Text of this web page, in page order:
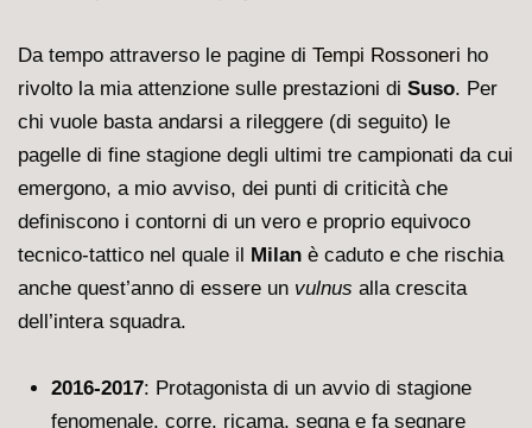
Da tempo attraverso le pagine di Tempi Rossoneri ho
rivolto la mia attenzione sulle prestazioni di Suso. Per
chi vuole basta andarsi a rileggere (di seguito) le
pagelle di fine stagione degli ultimi tre campionati da cui
emergono, a mio avviso, dei punti di criticità che
definiscono i contorni di un vero e proprio equivoco
tecnico-tattico nel quale il Milan è caduto e che rischia
anche quest’anno di essere un vulnus alla crescita
dell’intera squadra.
2016-2017: Protagonista di un avvio di stagione
fenomenale, corre, ricama, segna e fa segnare